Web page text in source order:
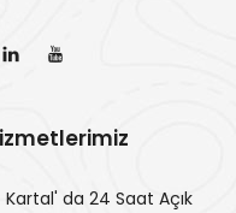
Kartal' da 24 Saat Açık